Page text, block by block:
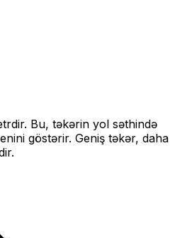
Bu, təkərin yol səthində
göstərir. Geniş təkər, daha